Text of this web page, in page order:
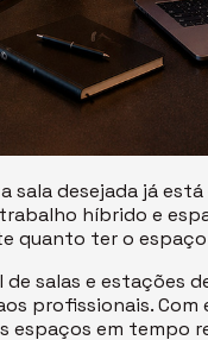
sala desejada já
híbrido e
quanto ter o
salas e estações
profissionais.
espaços em tempo